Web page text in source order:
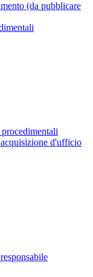
(da pubblicare
d'ufficio